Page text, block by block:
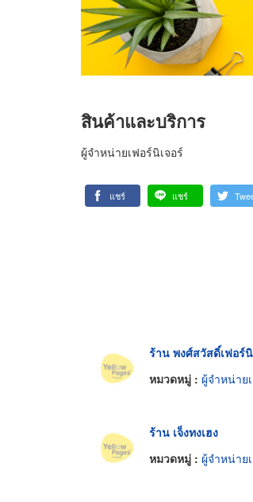
สินค้าและบริการ
ผู้จำหน่ายเฟอร์นิเจอร์
แชร์ แชร์
ร้าน พงศ์สวัสดิ์เฟอร์
หมวดหมู่ : ผู้จำหน่าย
ร้าน เจ็งทงเฮง
หมวดหมู่ : ผู้จำหน่าย